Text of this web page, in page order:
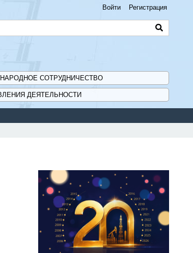
Войти Регистрация
СОТРУДНИЧЕСТВО
ДЕЯТЕЛЬНОСТИ